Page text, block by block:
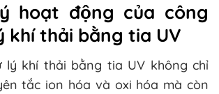
hoạt động của công
khí thải bằng tia UV
lý khí thải bằng tia UV không chỉ
tắc ion hóa và oxi hóa mà còn